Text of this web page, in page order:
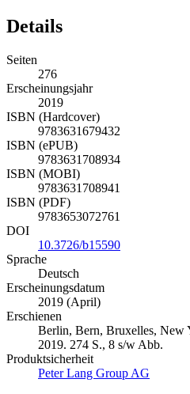
Details
Seiten
276
Erscheinungsjahr
2019
ISBN (Hardcover)
9783631679432
ISBN (ePUB)
9783631708934
ISBN (MOBI)
9783631708941
ISBN (PDF)
9783653072761
DOI
10.3726/b15590
Sprache
Deutsch
Erscheinungsdatum
2019 (April)
Erschienen
Berlin, Bern, Bruxelles, New
2019. 274 S., 8 s/w Abb.
Produktsicherheit
Peter Lang Group AG